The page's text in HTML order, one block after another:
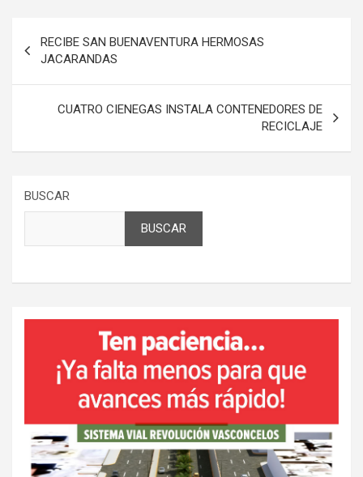
de
entradas
RECIBE SAN BUENAVENTURA HERMOSAS
JACARANDAS
CUATRO CIENEGAS INSTALA CONTENEDORES DE
RECICLAJE
BUSCAR
BUSCAR